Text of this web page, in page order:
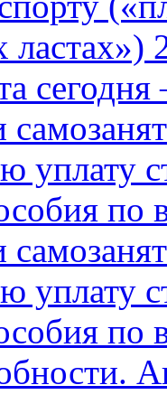
ластах»)
уплату
по
уплату
по